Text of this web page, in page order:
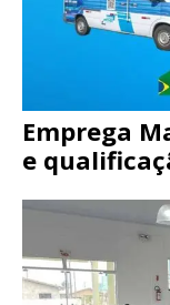
Emprega
e